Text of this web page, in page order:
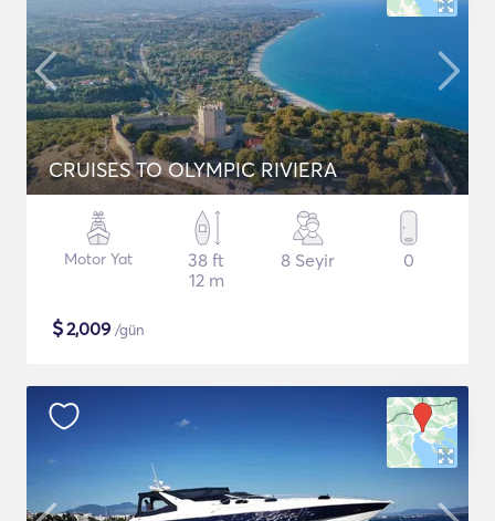
CRUISES TO OLYMPIC RIVIERA
Motor Yat
38 ft
12 m
8 Seyir 0
$2,009 /gün